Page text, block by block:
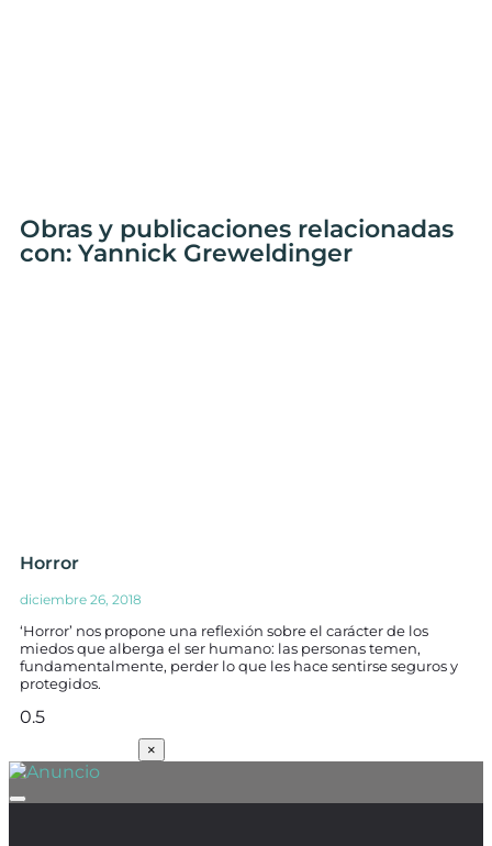
Obras y publicaciones relacionadas
con: Yannick Greweldinger
Horror
diciembre 26, 2018
‘Horror’ nos propone una reflexión sobre el carácter de los
miedos que alberga el ser humano: las personas temen,
fundamentalmente, perder lo que les hace sentirse seguros y
protegidos.
×